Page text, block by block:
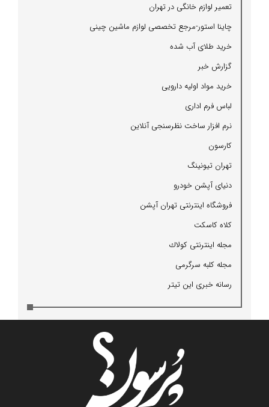
تعمیر لوازم خانگی در تهران
چاینا استور-مرجع تخصصی لوازم ماشین چینی
خرید طلای آب شده
گزارش خبر
خرید مواد اولیه دارویی
لباس فرم اداری
نرم افزار ساخت نظرسنجی آنلاین
كارسون
تهران تیونینگ
دنیای آپشن خودرو
فروشگاه اینترنتی تهران آپشن
كلاه كاسكت
مجله اینترنتی كولاك
مجله كلبه سرگرمی
رسانه خبری این تیتر